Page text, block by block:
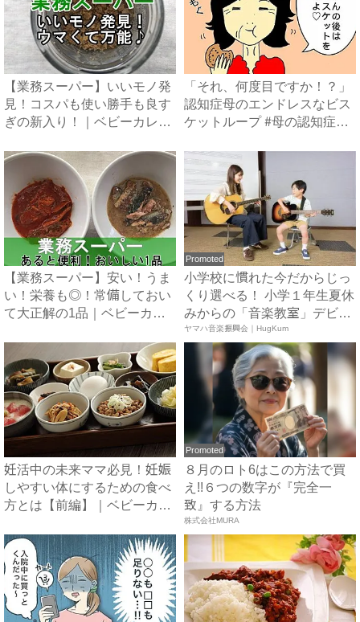
【業務スーパー】いいモノ発
見！コスパも使い勝手も良す
ぎの新入り！｜ベビーカレン
「それ、何度目ですか！？」
認知症母のエンドレスなビス
ケットループ #母の認知症
【業務スーパー】安い！うま
い！栄養も◎！常備しておい
て大正解の1品｜ベビーカレ
Promoted
小学校に慣れた今だからじっ
くり選べる！ 小学１年生夏休
みからの「音楽教室」デビ
ュ...
ヤマハ音楽振興会｜HugKum
妊活中の未来ママ必見！妊娠
しやすい体にするための食べ
方とは【前編】｜ベビーカレ
Promoted
８月のロト6はこの方法で買
え!!６つの数字が『完全一
致』する方法
株式会社MURA